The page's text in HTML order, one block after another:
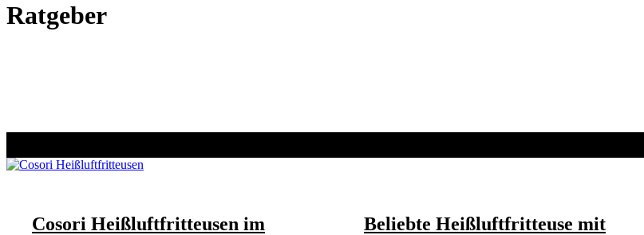
Ratgeber
Cosori Heißluftfritteusen im
Beliebte Heißluftfritteuse mit